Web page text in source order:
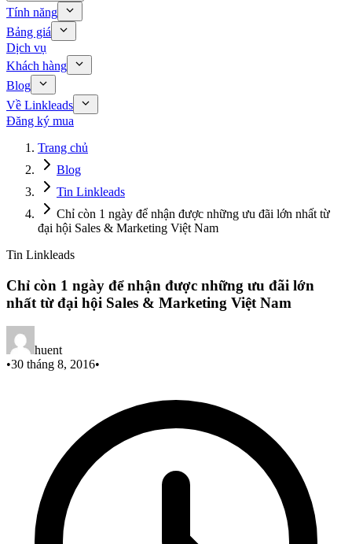
Tính năng
Bảng giá
Dịch vụ
Khách hàng
Blog
Về Linkleads
Đăng ký mua
Trang chủ
Blog
Tin Linkleads
Chỉ còn 1 ngày để nhận được những ưu đãi lớn nhất từ
đại hội Sales & Marketing Việt Nam
Tin Linkleads
Chỉ còn 1 ngày để nhận được những ưu đãi lớn
nhất từ đại hội Sales & Marketing Việt Nam
huent
•30 tháng 8, 2016•